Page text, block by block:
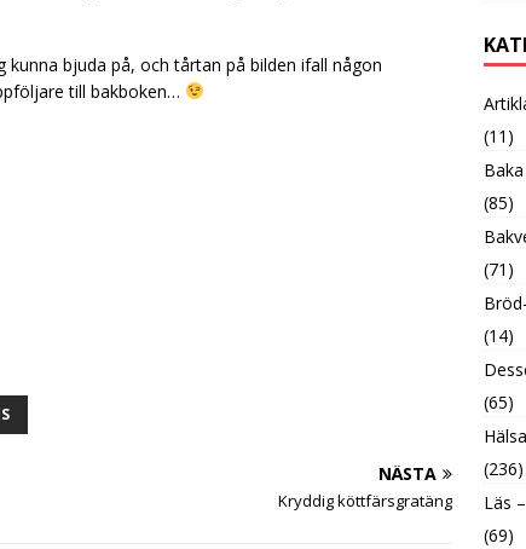
bjuda på, och tårtan på bilden ifall någon
till bakboken…
NÄSTA
Kryddig köttfärsgratäng
(11)
(85)
(71)
(14)
(65)
(236)
Läs
(69)